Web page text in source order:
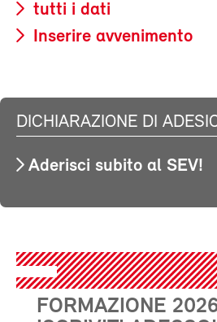
tutti i dati
Inserire avvenimento
DICHIARAZIONE DI
Aderisci subito al SEV!
FORMAZIONE